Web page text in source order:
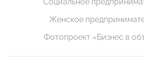
Женское
Фотопроект «Бизнес в